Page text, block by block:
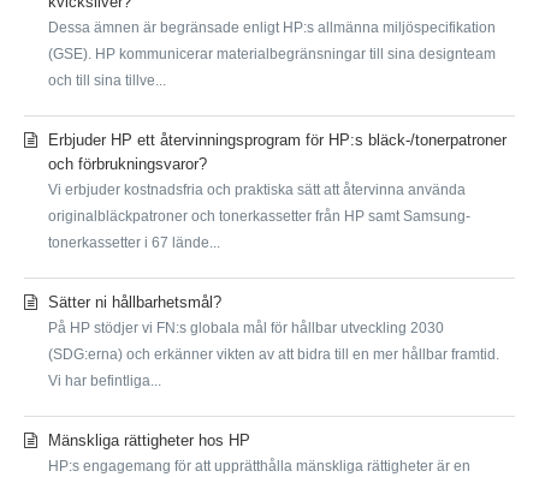
Dessa ämnen är begränsade enligt HP:s allmänna miljöspecifikation
(GSE). HP kommunicerar materialbegränsningar till sina designteam
och till sina tillve...
Erbjuder HP ett återvinningsprogram för HP:s bläck-/tonerpatroner
och förbrukningsvaror?
Vi erbjuder kostnadsfria och praktiska sätt att återvinna använda
originalbläckpatroner och tonerkassetter från HP samt Samsung-
tonerkassetter i 67 lände...
Sätter ni hållbarhetsmål?
På HP stödjer vi FN:s globala mål för hållbar utveckling 2030
(SDG:erna) och erkänner vikten av att bidra till en mer hållbar framtid.
Vi har befintliga...
Mänskliga rättigheter hos HP
HP:s engagemang för att upprätthålla mänskliga rättigheter är en